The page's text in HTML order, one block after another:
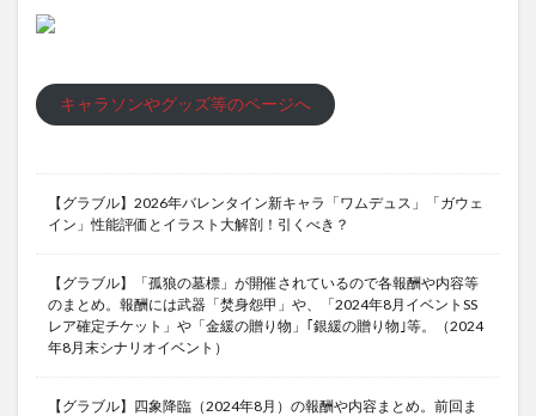
キャラソンやグッズ等のページへ
【グラブル】2026年バレンタイン新キャラ「ワムデュス」「ガウェ
イン」性能評価とイラスト大解剖！引くべき？
【グラブル】「孤狼の墓標」が開催されているので各報酬や内容等
のまとめ。報酬には武器「焚身怨甲」や、「2024年8月イベントSS
レア確定チケット」や「金緩の贈り物」｢銀緩の贈り物｣等。（2024
年8月末シナリオイベント）
【グラブル】四象降臨（2024年8月）の報酬や内容まとめ。前回ま